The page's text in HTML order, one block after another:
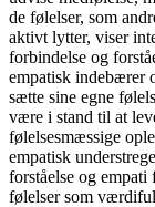
de følelser, som
aktivt lytter, viser
forbindelse og
empatisk indebærer
sætte sine egne
være i stand til at
følelsesmæssige
empatisk
forståelse og empati
følelser som